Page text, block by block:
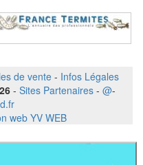
de vente - Infos Légales
- Sites Partenaires - @-
web YV WEB